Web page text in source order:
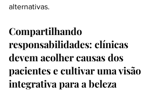
alternativas.
Compartilhando
responsabilidades: clínicas
devem acolher causas dos
pacientes e cultivar uma visão
integrativa para a beleza